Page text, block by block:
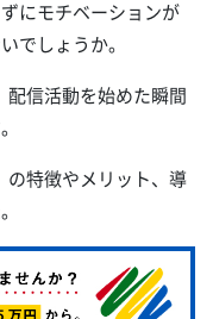
にモチベーションが
でしょうか。
配信活動を始めた瞬間
特徴やメリット、導